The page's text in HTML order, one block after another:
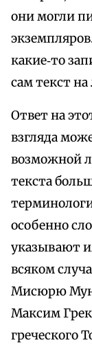
они могли
какие‑то
сам текст
Ответ на
взгляда
возможной
текста
особенно
указывают
всяком
Мисюрю
Максим
греческого